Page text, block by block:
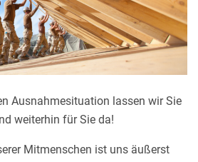
Ausnahmesituation lassen wir Sie
weiterhin für Sie da!
Mitmenschen ist uns äußerst